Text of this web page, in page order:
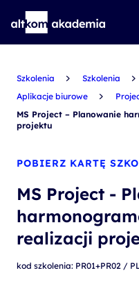
Szkolenia Szkolenia
Aplikacje biurowe
MS Project – Planowanie
projektu
POBIERZ KARTĘ
MS Project -
realizacji
kod szkolenia: PR01+PR02 /